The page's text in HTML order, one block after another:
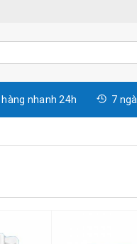
hàng nhanh 24h 7